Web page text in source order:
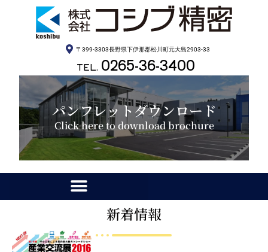
〒399-3303長野県下伊那郡松川町元大島2903-33
TEL. 0265-36-3400
パンフレットダウンロード
Click here to download brochure
新着情報